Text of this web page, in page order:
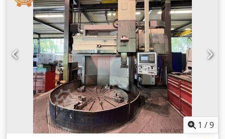
niewiążące. Zastrzegamy sobie prawo do sprzedaży
pośredniej; obowiązują wyłącznie nasze warunki handlowe
i sprzedaży. O nas ponad 400 własnych maszyn w
magazynie ponad 15.000 m² powierzchni magazynowej,
udźwig suwnicy 70 t ponad 10.000 artykułów akcesoriów do
Twojego warsztatu Dodpfx Aqszhn Txsuskr Jeśli chcesz
sprzedać maszyny, linie produkcyjne lub swój zakład,
skontaktuj się z nami. Więcej ofert znajdziesz na naszej
stronie internetowej. Oględziny są możliwe po
wcześniejszym uzgodnieniu. Zapraszamy do odwiedzin.
Zespół Markus Hirsch
1 /9